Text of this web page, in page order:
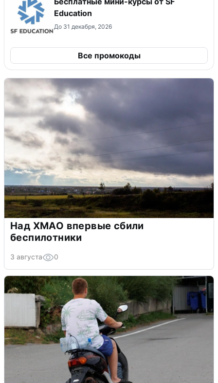
Education
До 31 декабря, 2026
Все промокоды
Над ХМАО впервые сбили
беспилотники
3 августа 0